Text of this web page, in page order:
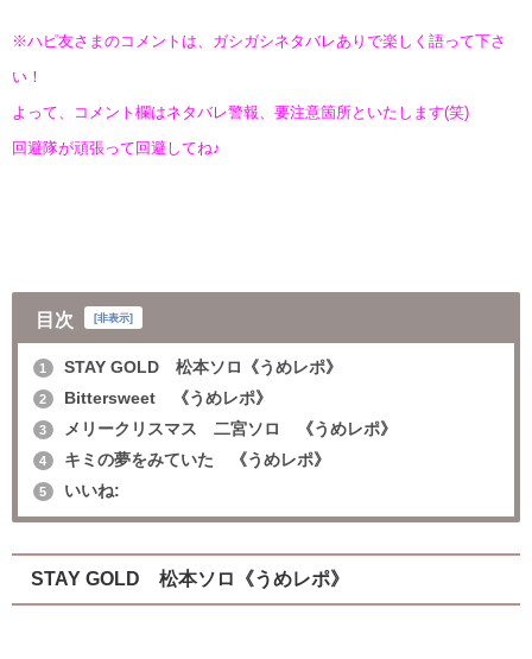
※ハピ友さまのコメントは、ガシガシネタバレありで楽しく語って下さ
い！
よって、コメント欄はネタバレ警報、要注意箇所といたします(笑)
回避隊が頑張って回避してね♪
目次 [非表示]
1 STAY GOLD 松本ソロ《うめレポ》
2 Bittersweet 《うめレポ》
3 メリークリスマス 二宮ソロ 《うめレポ》
4 キミの夢をみていた 《うめレポ》
5 いいね:
STAY GOLD 松本ソロ《うめレポ》